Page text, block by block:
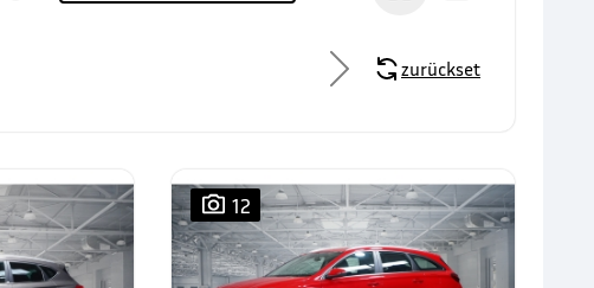
zurücksetzen
12